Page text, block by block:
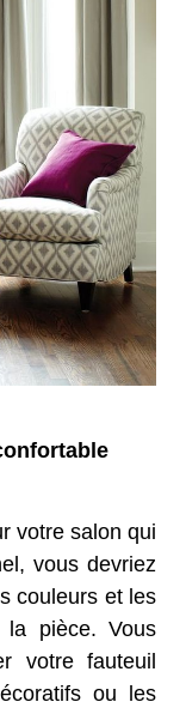
votre salon qui
vous devriez
couleurs et les
pièce. Vous
votre fauteuil
ou les